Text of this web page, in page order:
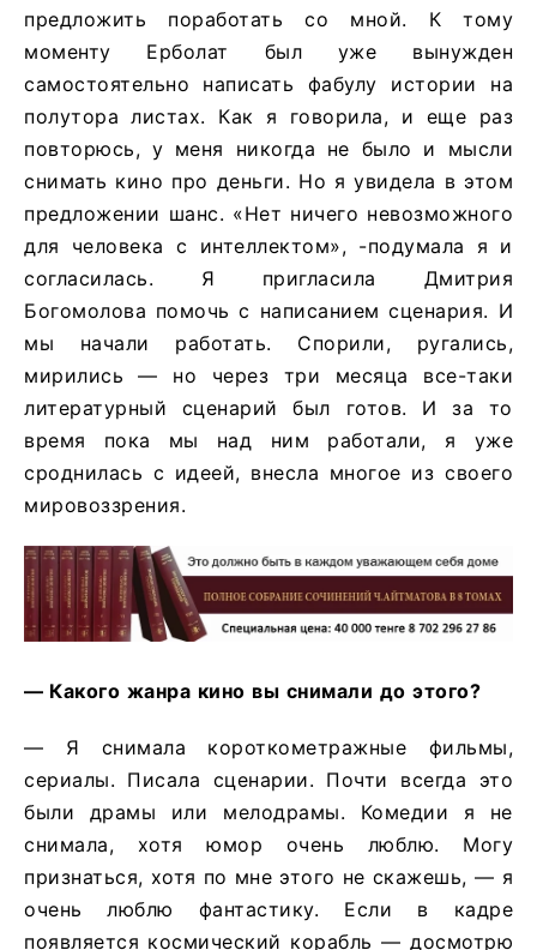
предложить поработать со мной. К тому
моменту Ерболат был уже вынужден
самостоятельно написать фабулу истории на
полутора листах. Как я говорила, и еще раз
повторюсь, у меня никогда не было и мысли
снимать кино про деньги. Но я увидела в этом
предложении шанс. «Нет ничего невозможного
для человека с интеллектом», -подумала я и
согласилась. Я пригласила Дмитрия
Богомолова помочь с написанием сценария. И
мы начали работать. Спорили, ругались,
мирились — но через три месяца все-таки
литературный сценарий был готов. И за то
время пока мы над ним работали, я уже
сроднилась с идеей, внесла многое из своего
мировоззрения.
— Какого жанра кино вы снимали до этого?
— Я снимала короткометражные фильмы,
сериалы. Писала сценарии. Почти всегда это
были драмы или мелодрамы. Комедии я не
снимала, хотя юмор очень люблю. Могу
признаться, хотя по мне этого не скажешь, — я
очень люблю фантастику. Если в кадре
появляется космический корабль — досмотрю